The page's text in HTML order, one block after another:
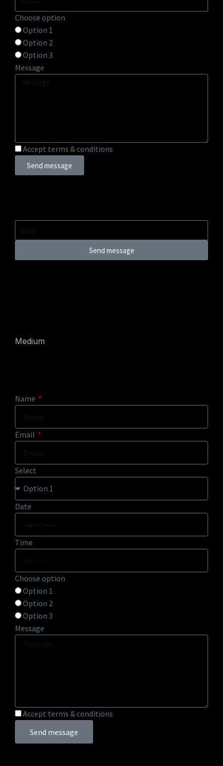
Choose option
Option 1
Option 2
Option 3
Message
Accept terms & conditions
Send message
Send message
Medium
Name
Email
Select
Date
Time
Choose option
Option 1
Option 2
Option 3
Message
Accept terms & conditions
Send message